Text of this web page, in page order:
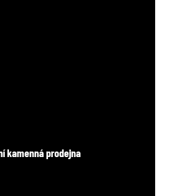
kamenná prodejna